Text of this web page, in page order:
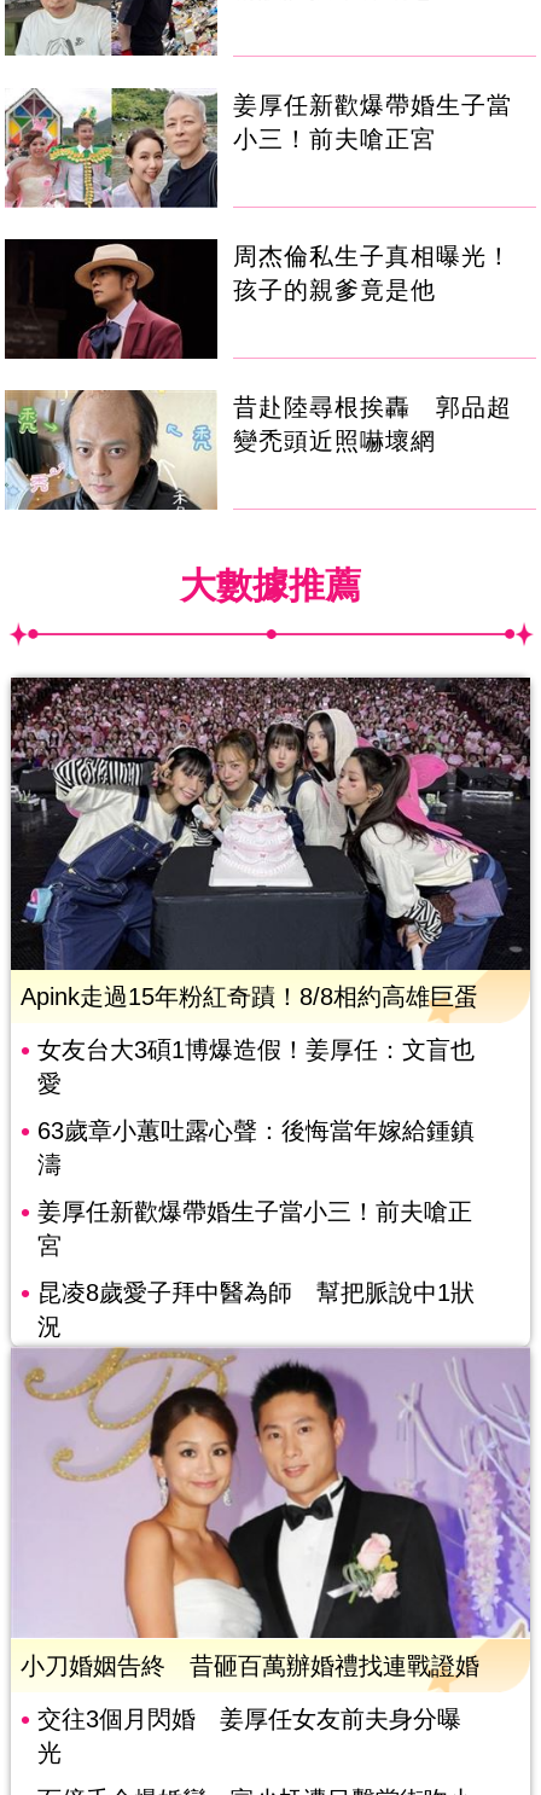
姜厚任新歡爆帶婚生子當
小三！前夫嗆正宮
周杰倫私生子真相曝光！
孩子的親爹竟是他
昔赴陸尋根挨轟 郭品超
變禿頭近照嚇壞網
大數據推薦
Apink走過15年粉紅奇蹟！8/8相約高雄巨蛋
女友台大3碩1博爆造假！姜厚任：文盲也
愛
63歲章小蕙吐露心聲：後悔當年嫁給鍾鎮
濤
姜厚任新歡爆帶婚生子當小三！前夫嗆正
宮
昆凌8歲愛子拜中醫為師 幫把脈說中1狀
況
小刀婚姻告終 昔砸百萬辦婚禮找連戰證婚
交往3個月閃婚 姜厚任女友前夫身分曝
光